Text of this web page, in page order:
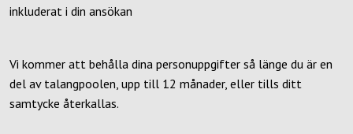
inkluderat i din ansökan
Vi kommer att behålla dina personuppgifter så länge du är en
del av talangpoolen, upp till 12 månader, eller tills ditt
samtycke återkallas.